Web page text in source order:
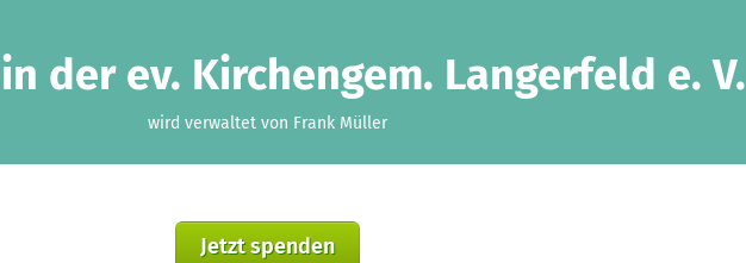
der ev. Kirchengem. Langerfeld e. V.
wird verwaltet von Frank Müller
Jetzt spenden